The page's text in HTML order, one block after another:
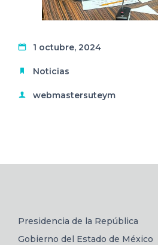
1 octubre, 2024
Noticias
webmastersuteym
Presidencia de la República
Gobierno del Estado de México